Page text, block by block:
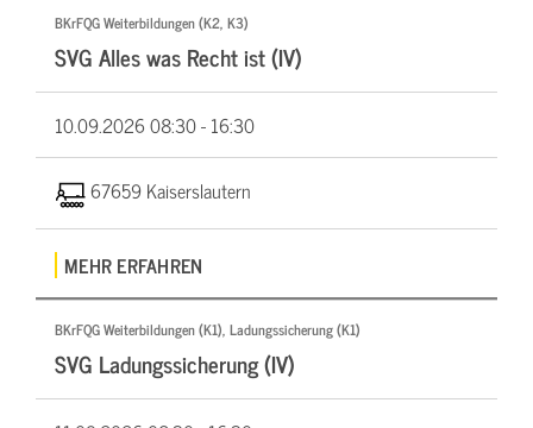
BKrFQG Weiterbildungen (K2, K3)
SVG Alles was Recht ist (IV)
10.09.202608:30 - 16:30
67659 Kaiserslautern
MEHR ERFAHREN
BKrFQG Weiterbildungen (K1), Ladungssicherung (K1)
SVG Ladungssicherung (IV)